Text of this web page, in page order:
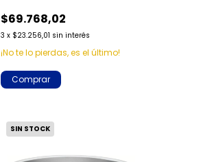
$69.768,02
3 x $23.256,01 sin interés
¡No te lo pierdas, es el último!
SIN STOCK